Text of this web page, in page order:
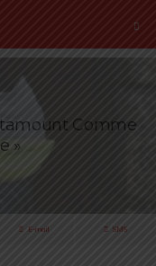
Comme
»
E-mail SMS